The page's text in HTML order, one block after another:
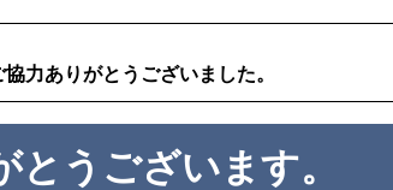
協力ありがとうございました。
うございます。